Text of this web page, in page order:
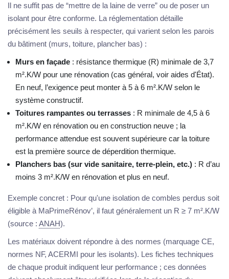
Il ne suffit pas de “mettre de la laine de verre” ou de poser un
isolant pour être conforme. La réglementation détaille
précisément les seuils à respecter, qui varient selon les parois
du bâtiment (murs, toiture, plancher bas) :
Murs en façade : résistance thermique (R) minimale de 3,7
m².K/W pour une rénovation (cas général, voir aides d'État).
En neuf, l’exigence peut monter à 5 à 6 m².K/W selon le
système constructif.
Toitures rampantes ou terrasses : R minimale de 4,5 à 6
m².K/W en rénovation ou en construction neuve ; la
performance attendue est souvent supérieure car la toiture
est la première source de déperdition thermique.
Planchers bas (sur vide sanitaire, terre-plein, etc.) : R d’au
moins 3 m².K/W en rénovation et plus en neuf.
Exemple concret : Pour qu'une isolation de combles perdus soit
éligible à MaPrimeRénov’, il faut généralement un R ≥ 7 m².K/W
(source : ANAH).
Les matériaux doivent répondre à des normes (marquage CE,
normes NF, ACERMI pour les isolants). Les fiches techniques
de chaque produit indiquent leur performance ; ces données